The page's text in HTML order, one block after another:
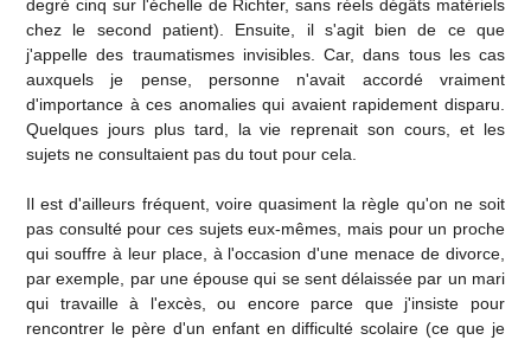
degré cinq sur l'échelle de Richter, sans réels dégâts matériels
chez le second patient). Ensuite, il s'agit bien de ce que
j'appelle des traumatismes invisibles. Car, dans tous les cas
auxquels je pense, personne n'avait accordé vraiment
d'importance à ces anomalies qui avaient rapidement disparu.
Quelques jours plus tard, la vie reprenait son cours, et les
sujets ne consultaient pas du tout pour cela.
Il est d'ailleurs fréquent, voire quasiment la règle qu'on ne soit
pas consulté pour ces sujets eux-mêmes, mais pour un proche
qui souffre à leur place, à l'occasion d'une menace de divorce,
par exemple, par une épouse qui se sent délaissée par un mari
qui travaille à l'excès, ou encore parce que j'insiste pour
rencontrer le père d'un enfant en difficulté scolaire (ce que je